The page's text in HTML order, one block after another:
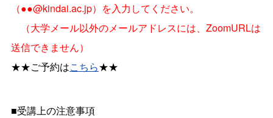
（●●@kindai.ac.jp）を入力してください。
（大学メール以外のメールアドレスには、ZoomURLは
送信できません）
★★ご予約はこちら★★
■受講上の注意事項